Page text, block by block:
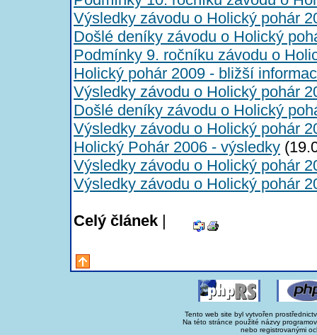
Výsledky závodu o Holický pohár
Došlé deníky závodu o Holický
Podmínky 9. ročníku závodu o
Holický pohár 2009 - bližší
Výsledky závodu o Holický pohár
Došlé deníky závodu o Holický
Výsledky závodu o Holický pohár
Holický Pohár 2006 - výsledky
Výsledky závodu o Holický pohár
Výsledky závodu o Holický pohár
Celý článek |
Tento web site byl vytvořen
Na této stránce použité názvy
nebo registrovanými